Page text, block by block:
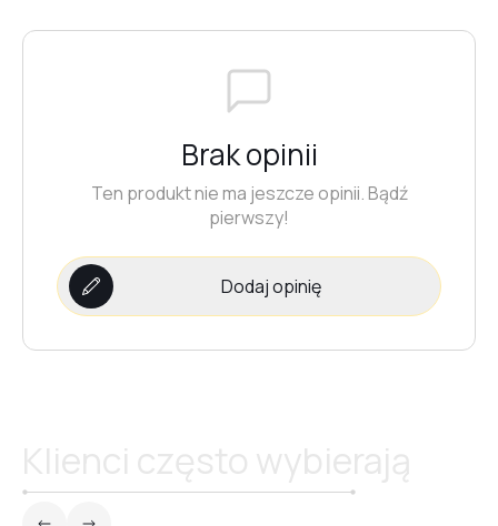
№22
Brak opinii
Ten produkt nie ma jeszcze opinii. Bądź
pierwszy!
Dodaj opinię